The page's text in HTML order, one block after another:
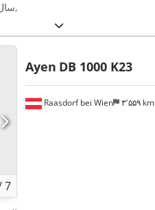
,
7
Raasdorf bei Wien ۳٬۵۵۹ km
Ayen DB 1000 K23